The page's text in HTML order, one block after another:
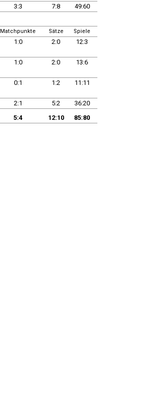
3:3 7:8
49:60
Matchpunkte Sätze Spiele
1:0 2:0 12:3
1:0 2:0 13:6
0:1 1:2 11:11
2:1 5:2
36:20
5:4 12:10 85:80